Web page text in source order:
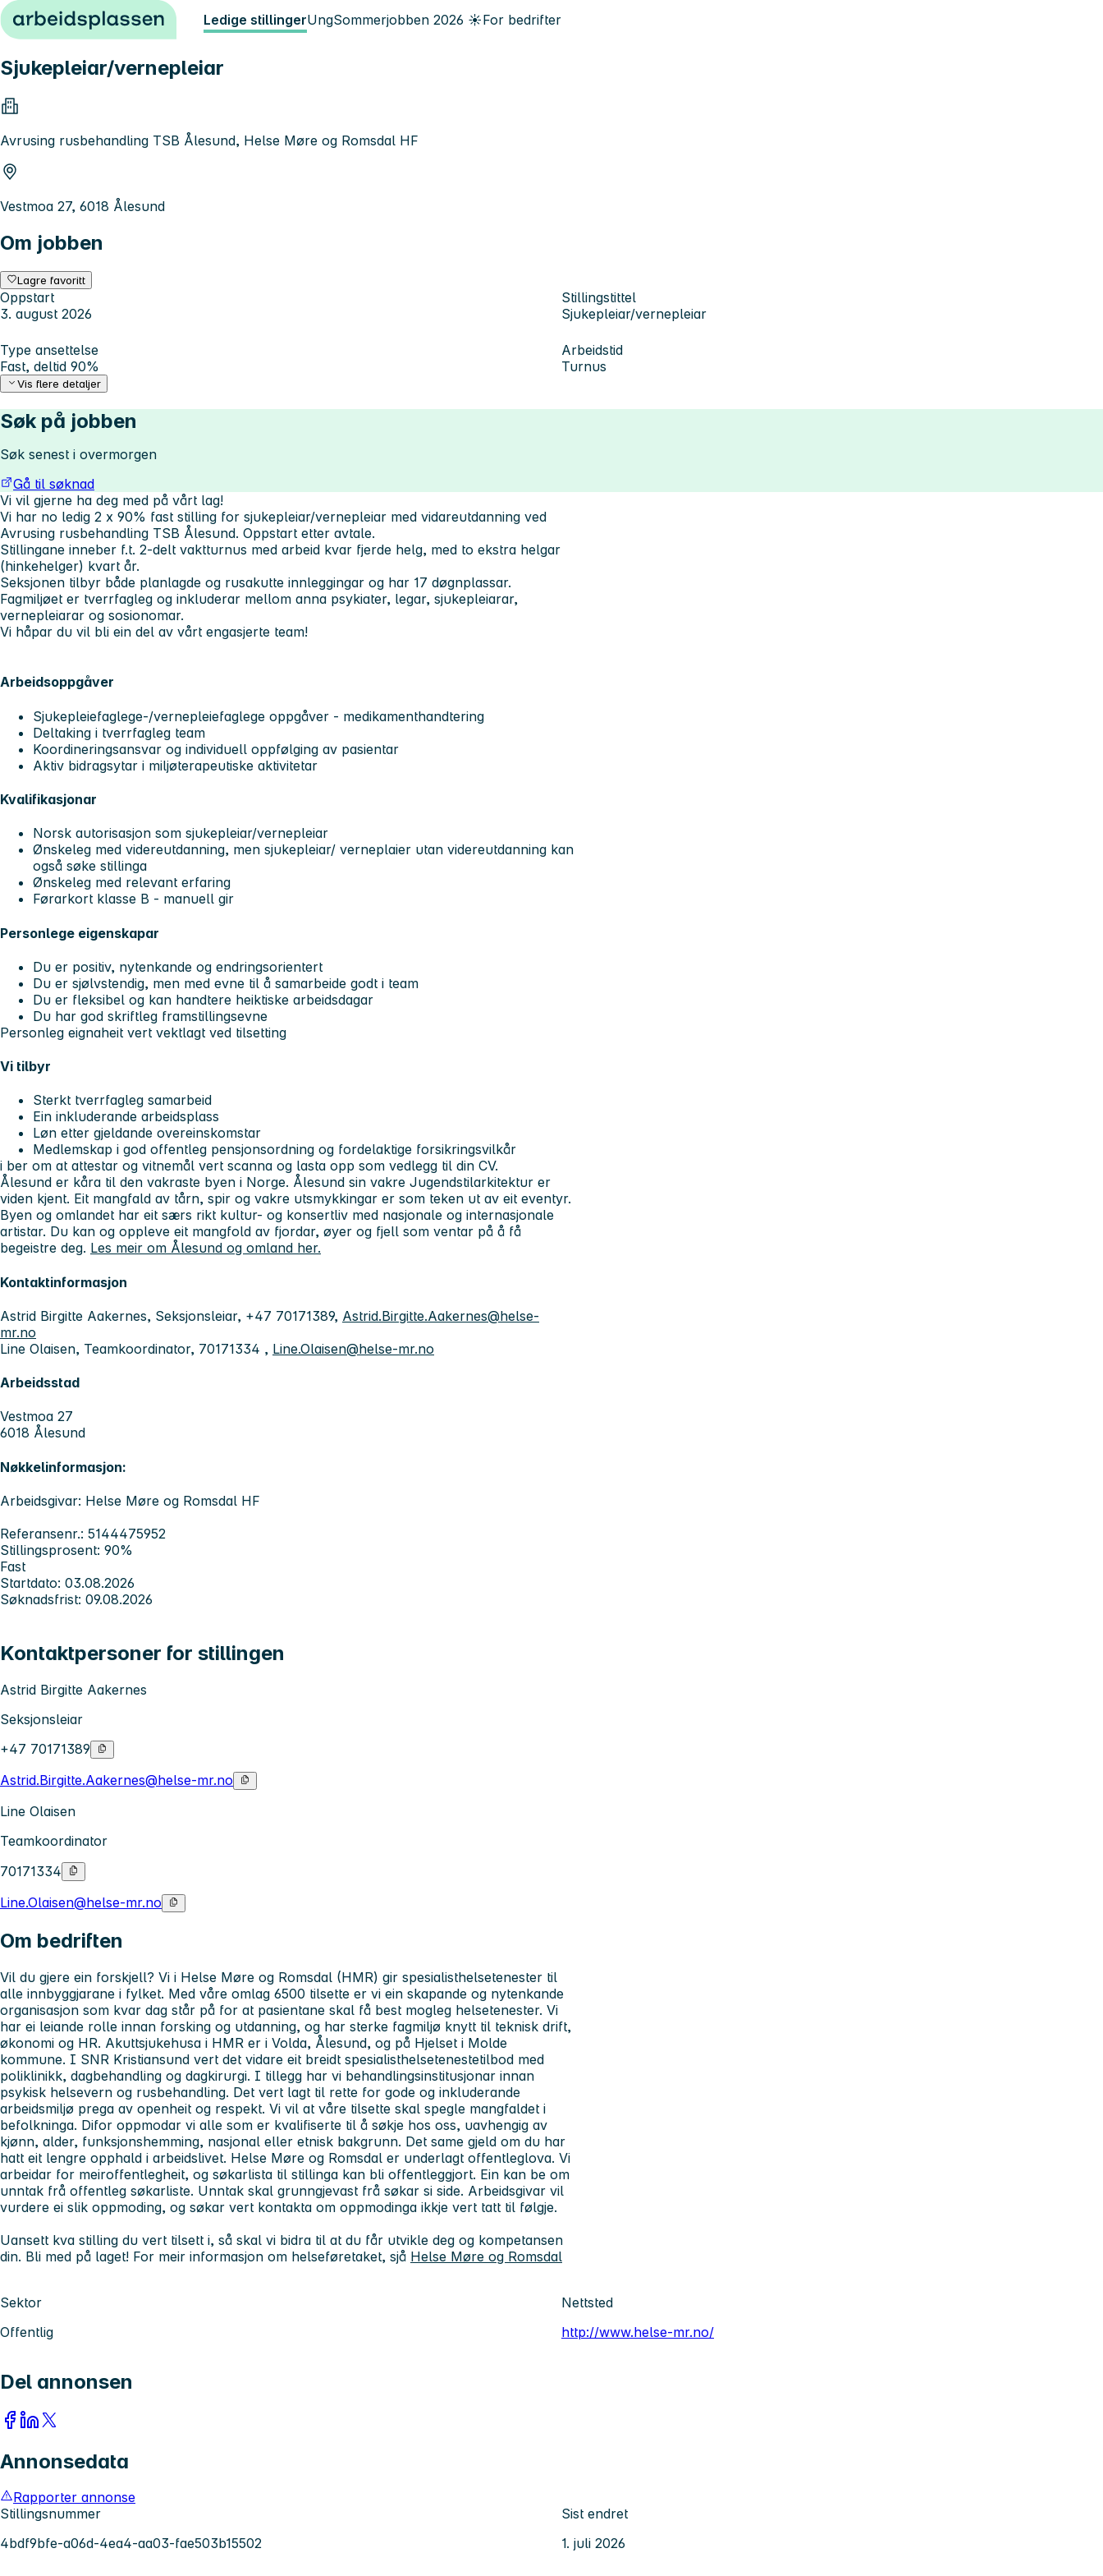
Hopp til innhold Ledige stillingerUngSommerjobben 2026 ☀️For bedrifter
Sjukepleiar/vernepleiar
Avrusing rusbehandling TSB Ålesund, Helse Møre og Romsdal HF
Vestmoa 27, 6018 Ålesund
Om jobben
Lagre favoritt
Oppstart
3. august 2026
Stillingstittel
Sjukepleiar/vernepleiar
Type ansettelse
Fast, deltid 90%
Arbeidstid
Turnus
Vis flere detaljer
Søk på jobben
Søk senest i overmorgen
Gå til søknad
Vi vil gjerne ha deg med på vårt lag!
Vi har no ledig 2 x 90% fast stilling for sjukepleiar/vernepleiar med vidareutdanning ved
Avrusing rusbehandling TSB Ålesund. Oppstart etter avtale.
Stillingane inneber f.t. 2-delt vaktturnus med arbeid kvar fjerde helg, med to ekstra helgar
(hinkehelger) kvart år.
Seksjonen tilbyr både planlagde og rusakutte innleggingar og har 17 døgnplassar.
Fagmiljøet er tverrfagleg og inkluderar mellom anna psykiater, legar, sjukepleiarar,
vernepleiarar og sosionomar.
Vi håpar du vil bli ein del av vårt engasjerte team!
Arbeidsoppgåver
Sjukepleiefaglege-/vernepleiefaglege oppgåver - medikamenthandtering
Deltaking i tverrfagleg team
Koordineringsansvar og individuell oppfølging av pasientar
Aktiv bidragsytar i miljøterapeutiske aktivitetar
Kvalifikasjonar
Norsk autorisasjon som sjukepleiar/vernepleiar
Ønskeleg med videreutdanning, men sjukepleiar/ verneplaier utan videreutdanning kan
også søke stillinga
Ønskeleg med relevant erfaring
Førarkort klasse B - manuell gir
Personlege eigenskapar
Du er positiv, nytenkande og endringsorientert
Du er sjølvstendig, men med evne til å samarbeide godt i team
Du er fleksibel og kan handtere heiktiske arbeidsdagar
Du har god skriftleg framstillingsevne
Personleg eignaheit vert vektlagt ved tilsetting
Vi tilbyr
Sterkt tverrfagleg samarbeid
Ein inkluderande arbeidsplass
Løn etter gjeldande overeinskomstar
Medlemskap i god offentleg pensjonsordning og fordelaktige forsikringsvilkår
i ber om at attestar og vitnemål vert scanna og lasta opp som vedlegg til din CV.
Ålesund er kåra til den vakraste byen i Norge. Ålesund sin vakre Jugendstilarkitektur er
viden kjent. Eit mangfald av tårn, spir og vakre utsmykkingar er som teken ut av eit eventyr.
Byen og omlandet har eit særs rikt kultur- og konsertliv med nasjonale og internasjonale
artistar. Du kan og oppleve eit mangfold av fjordar, øyer og fjell som ventar på å få
begeistre deg. Les meir om Ålesund og omland her.
Kontaktinformasjon
Astrid Birgitte Aakernes, Seksjonsleiar, +47 70171389, Astrid.Birgitte.Aakernes@helse-
mr.no
Line Olaisen, Teamkoordinator, 70171334 , Line.Olaisen@helse-mr.no
Arbeidsstad
Vestmoa 27
6018 Ålesund
Nøkkelinformasjon:
Arbeidsgivar: Helse Møre og Romsdal HF
Referansenr.: 5144475952
Stillingsprosent: 90%
Fast
Startdato: 03.08.2026
Søknadsfrist: 09.08.2026
Kontaktpersoner for stillingen
Astrid Birgitte Aakernes
Seksjonsleiar
+47 70171389
Astrid.Birgitte.Aakernes@helse-mr.no
Line Olaisen
Teamkoordinator
70171334
Line.Olaisen@helse-mr.no
Om bedriften
Vil du gjere ein forskjell? Vi i Helse Møre og Romsdal (HMR) gir spesialisthelsetenester til
alle innbyggjarane i fylket. Med våre omlag 6500 tilsette er vi ein skapande og nytenkande
organisasjon som kvar dag står på for at pasientane skal få best mogleg helsetenester. Vi
har ei leiande rolle innan forsking og utdanning, og har sterke fagmiljø knytt til teknisk drift,
økonomi og HR. Akuttsjukehusa i HMR er i Volda, Ålesund, og på Hjelset i Molde
kommune. I SNR Kristiansund vert det vidare eit breidt spesialisthelsetenestetilbod med
poliklinikk, dagbehandling og dagkirurgi. I tillegg har vi behandlingsinstitusjonar innan
psykisk helsevern og rusbehandling. Det vert lagt til rette for gode og inkluderande
arbeidsmiljø prega av openheit og respekt. Vi vil at våre tilsette skal spegle mangfaldet i
befolkninga. Difor oppmodar vi alle som er kvalifiserte til å søkje hos oss, uavhengig av
kjønn, alder, funksjonshemming, nasjonal eller etnisk bakgrunn. Det same gjeld om du har
hatt eit lengre opphald i arbeidslivet. Helse Møre og Romsdal er underlagt offentleglova. Vi
arbeidar for meiroffentlegheit, og søkarlista til stillinga kan bli offentleggjort. Ein kan be om
unntak frå offentleg søkarliste. Unntak skal grunngjevast frå søkar si side. Arbeidsgivar vil
vurdere ei slik oppmoding, og søkar vert kontakta om oppmodinga ikkje vert tatt til følgje.
Uansett kva stilling du vert tilsett i, så skal vi bidra til at du får utvikle deg og kompetansen
din. Bli med på laget! For meir informasjon om helseføretaket, sjå Helse Møre og Romsdal
Sektor
Offentlig
Nettsted
http://www.helse-mr.no/
Del annonsen
Annonsedata
Rapporter annonse
Stillingsnummer
4bdf9bfe-a06d-4ea4-aa03-fae503b15502
Sist endret
1. juli 2026